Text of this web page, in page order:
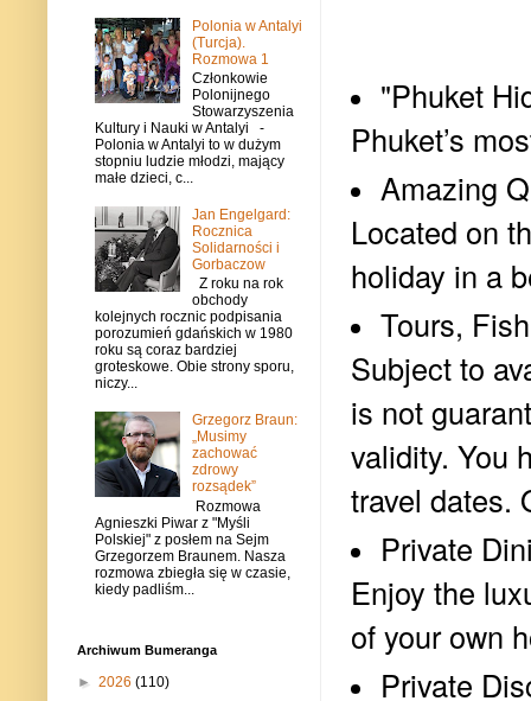
"Phuket
Phuket’s
Amazing
Located on
holiday in a
Tours,
Subject to
is not
validity. You
travel dates.
Private
Enjoy the
of your own
Private
Polonia w Antalyi
(Turcja).
Rozmowa 1
Członkowie
Polonijnego
Stowarzyszenia
Kultury i Nauki w Antalyi -
Polonia w Antalyi to w dużym
stopniu ludzie młodzi, mający
małe dzieci, c...
Jan Engelgard:
Rocznica
Solidarności i
Gorbaczow
Z roku na rok
obchody
kolejnych rocznic podpisania
porozumień gdańskich w 1980
roku są coraz bardziej
groteskowe. Obie strony sporu,
niczy...
Grzegorz Braun:
„Musimy
zachować
zdrowy
rozsądek”
Rozmowa
Agnieszki Piwar z "Myśli
Polskiej" z posłem na Sejm
Grzegorzem Braunem. Nasza
rozmowa zbiegła się w czasie,
kiedy padliśm...
Archiwum Bumeranga
► 2026 (110)